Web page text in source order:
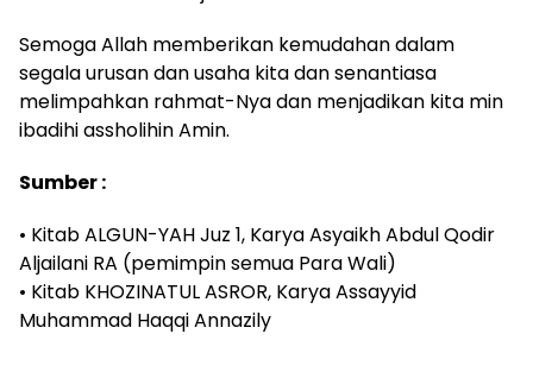
Semoga Allah memberikan kemudahan dalam
segala urusan dan usaha kita dan senantiasa
melimpahkan rahmat-Nya dan menjadikan kita min
ibadihi assholihin Amin.
Sumber :
• Kitab ALGUN-YAH Juz 1, Karya Asyaikh Abdul Qodir
Aljailani RA (pemimpin semua Para Wali)
• Kitab KHOZINATUL ASROR, Karya Assayyid
Muhammad Haqqi Annazily